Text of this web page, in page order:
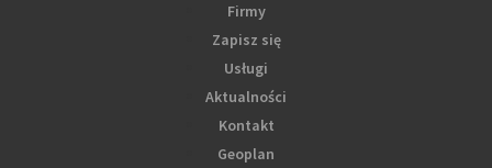
Firmy
Zapisz się
Usługi
Aktualności
Kontakt
Geoplan